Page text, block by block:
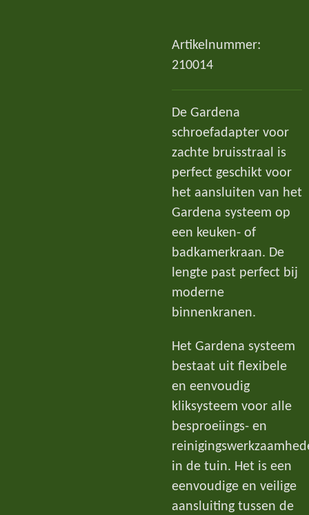
Artikelnummer:
210014
De Gardena
schroefadapter voor
zachte bruisstraal is
perfect geschikt voor
het aansluiten van het
Gardena systeem op
een keuken- of
badkamerkraan. De
lengte past perfect bij
moderne
binnenkranen.
Het Gardena systeem
bestaat uit flexibele
en eenvoudig
kliksysteem voor alle
besproeiings- en
in de tuin. Het is een
eenvoudige en veilige
aansluiting tussen de